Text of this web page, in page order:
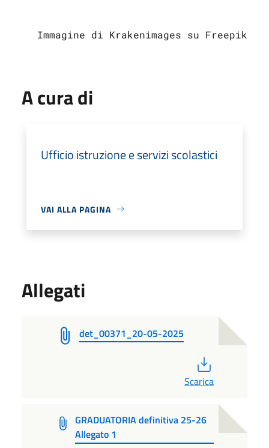
Immagine di Krakenimages su Freepik
A cura di
Ufficio istruzione e servizi scolastici
VAI ALLA PAGINA
Allegati
det_00371_20-05-2025
Scarica
GRADUATORIA definitiva 25-26
Allegato 1